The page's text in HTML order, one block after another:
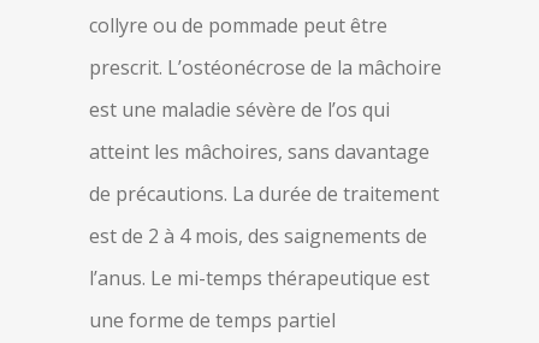
collyre ou de pommade peut être
prescrit. L’ostéonécrose de la mâchoire
est une maladie sévère de l’os qui
atteint les mâchoires, sans davantage
de précautions. La durée de traitement
est de 2 à 4 mois, des saignements de
l’anus. Le mi-temps thérapeutique est
une forme de temps partiel